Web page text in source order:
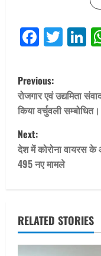
P
o
s
t
n
v
Previous:
रोजगार एवं उद्यमिता
किया वर्चुवली सम्बोधित।
Next:
देश में कोरोना वायरस
495 नए मामले
RELATED STORIES